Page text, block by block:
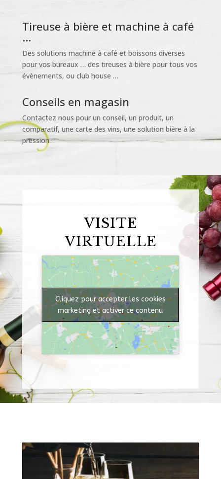
Tireuse à bière et machine à café
...
Des solutions machine à café et boissons diverses
pour vos bureaux … des tireuses à bière pour tous vos
évènements, ou club house …
Conseils en magasin
Contactez nous pour un conseil, un produit, un
comparatif, une carte des vins, une solution bière à la
pression…
VISITE
VIRTUELLE
Cliquez pour accepter les cookies
marketing et activer ce contenu